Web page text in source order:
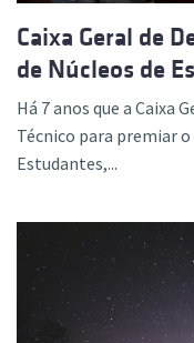
Caixa Geral de
de Núcleos de
Há 7 anos que a Caixa
Técnico para premiar
Estudantes,...